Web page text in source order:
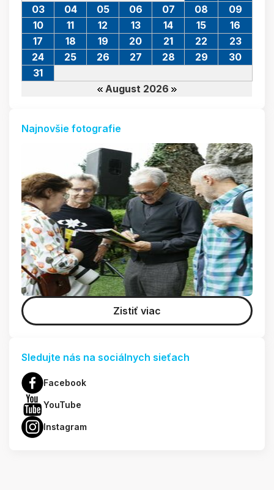
August 2026
03
04 05 06 07 08
09
10
11 12 13 14 15
16
17
18 19 20 21 22
23
24
25 26 27 28 29
30
31
Najnovšie fotografie
Zistiť viac
Sledujte nás na sociálnych sieťach
Facebook
YouTube
Instagram